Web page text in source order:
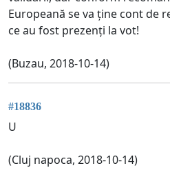
Europeană se va ține cont de
ce au fost prezenți la vot!
(Buzau, 2018-10-14)
#18836
U
(Cluj napoca, 2018-10-14)